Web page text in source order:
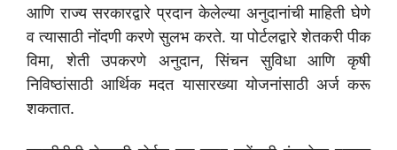
आणि राज्य सरकारद्वारे प्रदान केलेल्या अनुदानांची माहिती घेणे
व त्यासाठी नोंदणी करणे सुलभ करते. या पोर्टलद्वारे शेतकरी पीक
विमा, शेती उपकरणे अनुदान, सिंचन सुविधा आणि कृषी
निविष्ठांसाठी आर्थिक मदत यासारख्या योजनांसाठी अर्ज करू
शकतात.